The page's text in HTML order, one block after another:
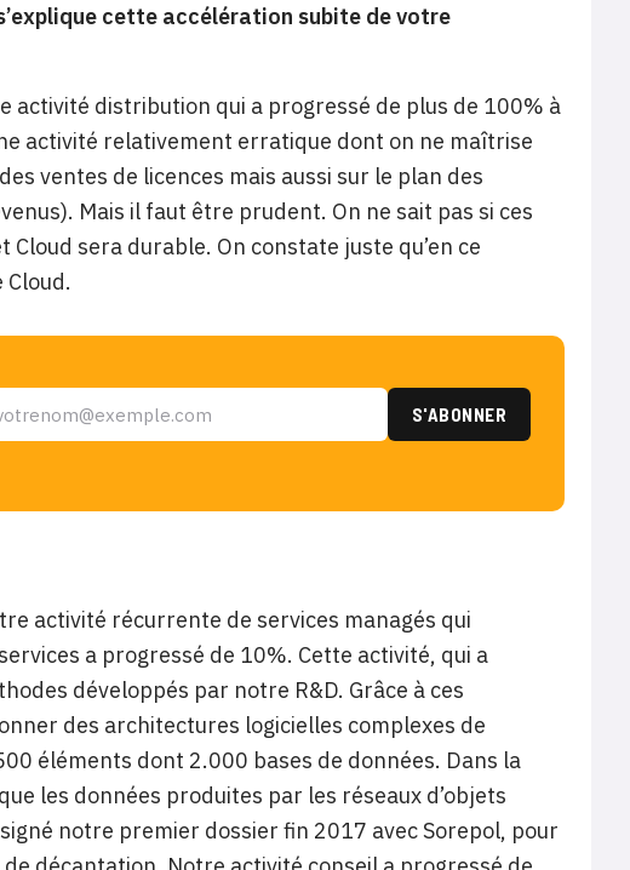
cette accélération subite de votre
activité distribution qui a progressé de plus de 100% à
activité relativement erratique dont on ne maîtrise
ventes de licences mais aussi sur le plan des
Mais il faut être prudent. On ne sait pas si ces
sera durable. On constate juste qu’en ce
activité récurrente de services managés qui
a progressé de 10%. Cette activité, qui a
développés par notre R&D. Grâce à ces
des architectures logicielles complexes de
éléments dont 2.000 bases de données. Dans la
les données produites par les réseaux d’objets
notre premier dossier fin 2017 avec Sorepol, pour